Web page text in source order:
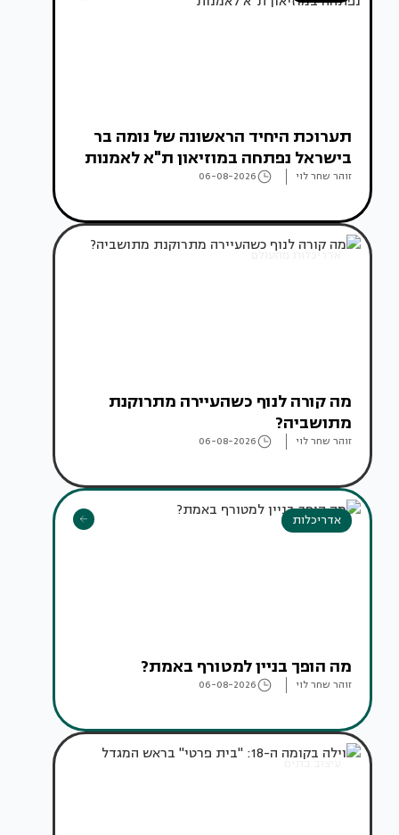
תערוכת היחיד הראשונה של נומה בר
בישראל נפתחה במוזיאון ת"א לאמנות
זוהר שחר לוי 06-08-2026
אדריכלות מהעולם
מה קורה לנוף כשהעיירה מתרוקנת
מתושביה?
זוהר שחר לוי 06-08-2026
אדריכלות
מה הופך בניין למטורף באמת?
זוהר שחר לוי 06-08-2026
עיצוב בתים